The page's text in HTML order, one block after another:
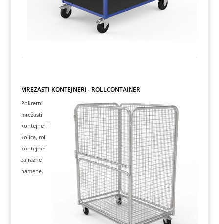
MREŽASTI KONTEJNERI - ROLLCONTAINER
Pokretni
mrežasti
kontejneri i
kolica, roll
kontejneri
za razne
namene.